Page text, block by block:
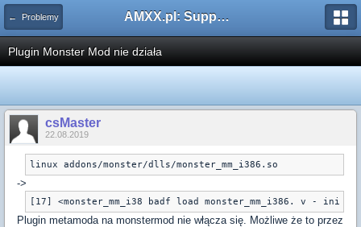
← Problemy AMXX.pl: Support AMX Mod X i SourceMod
Plugin Monster Mod nie działa
csMaster
22.08.2019
->
Plugin metamoda na monstermod nie włącza się. Możliwe że to przez